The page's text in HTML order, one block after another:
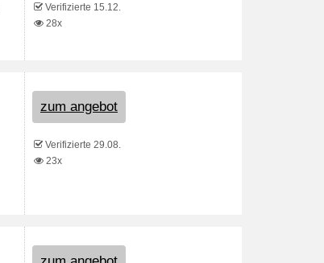
Verifizierte 15.12.
28x
zum angebot
Verifizierte 29.08.
23x